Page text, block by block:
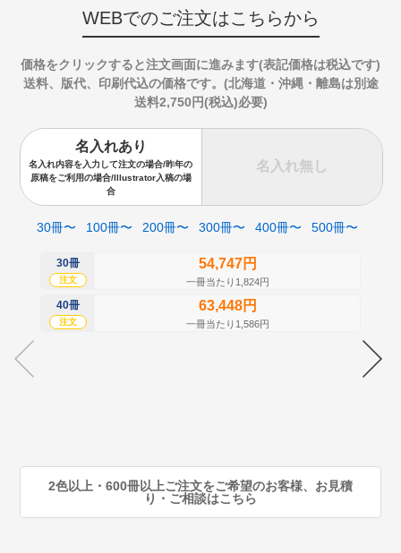
WEBでのご注文はこちらから
価格をクリックすると注文画面に進みます(表記価格は税込です)
送料、版代、印刷代込の価格です。(北海道・沖縄・離島は別途
送料2,750円(税込)必要)
名入れあり
名入れ内容を入力して注文の場合/昨年の
原稿をご利用の場合/Illustrator入稿の場
合
名入れ無し
30冊〜 100冊〜 200冊〜 300冊〜 400冊〜 500冊〜
30冊
注文
54,747円
一冊当たり1,824円
40冊
注文
63,448円
一冊当たり1,586円
2色以上・600冊以上ご注文をご希望のお客様、お見積
り・ご相談はこちら